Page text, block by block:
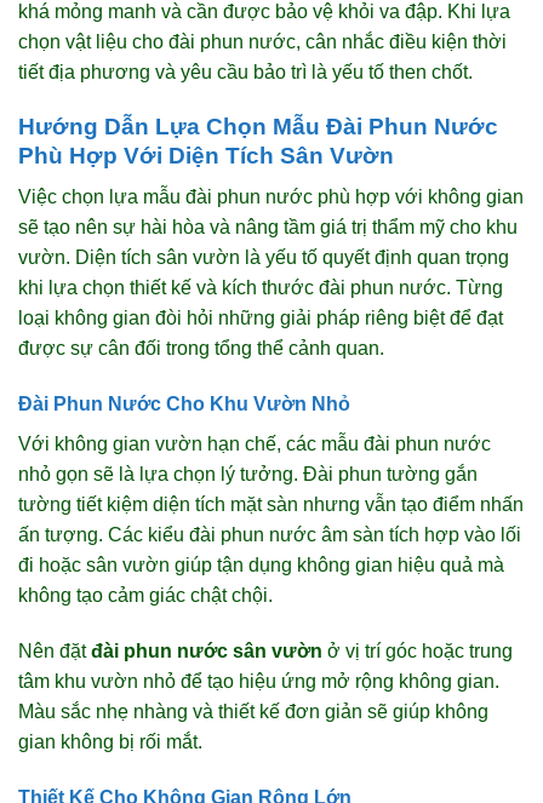
khá mỏng manh và cần được bảo vệ khỏi va đập. Khi lựa
chọn vật liệu cho đài phun nước, cân nhắc điều kiện thời
tiết địa phương và yêu cầu bảo trì là yếu tố then chốt.
Hướng Dẫn Lựa Chọn Mẫu Đài Phun Nước
Phù Hợp Với Diện Tích Sân Vườn
Việc chọn lựa mẫu đài phun nước phù hợp với không gian
sẽ tạo nên sự hài hòa và nâng tầm giá trị thẩm mỹ cho khu
vườn. Diện tích sân vườn là yếu tố quyết định quan trọng
khi lựa chọn thiết kế và kích thước đài phun nước. Từng
loại không gian đòi hỏi những giải pháp riêng biệt để đạt
được sự cân đối trong tổng thể cảnh quan.
Đài Phun Nước Cho Khu Vườn Nhỏ
Với không gian vườn hạn chế, các mẫu đài phun nước
nhỏ gọn sẽ là lựa chọn lý tưởng. Đài phun tường gắn
tường tiết kiệm diện tích mặt sàn nhưng vẫn tạo điểm nhấn
ấn tượng. Các kiểu đài phun nước âm sàn tích hợp vào lối
đi hoặc sân vườn giúp tận dụng không gian hiệu quả mà
không tạo cảm giác chật chội.
Nên đặtđài phun nước sân vườn ở vị trí góc hoặc trung
tâm khu vườn nhỏ để tạo hiệu ứng mở rộng không gian.
Màu sắc nhẹ nhàng và thiết kế đơn giản sẽ giúp không
gian không bị rối mắt.
Thiết Kế Cho Không Gian Rộng Lớn